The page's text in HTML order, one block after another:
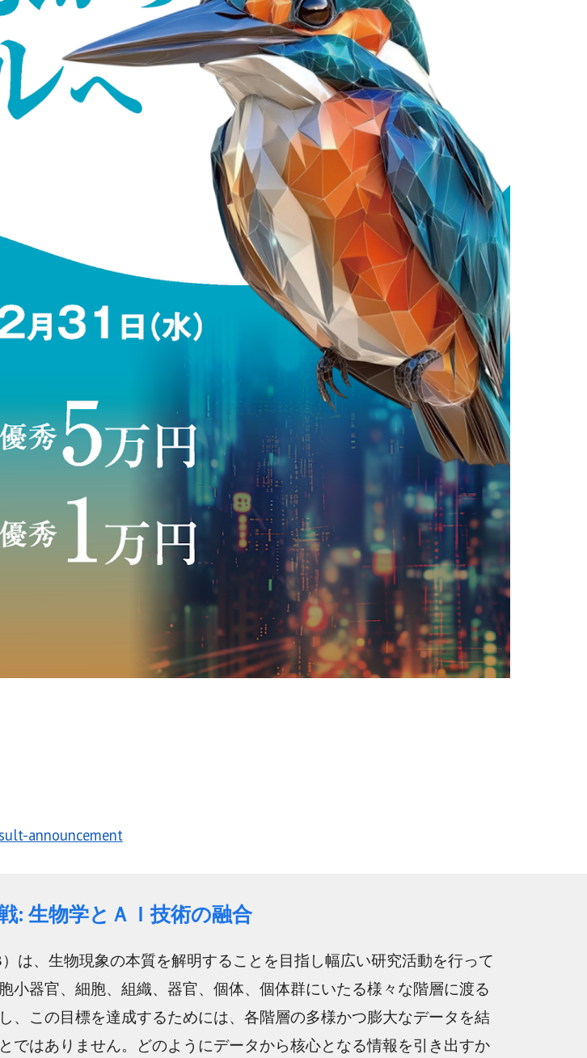
announcement
: 生物学とＡＩ技術の融合
は、生物現象の本質を解明することを目指し幅広い研究活動を行って
小器官、細胞、組織、器官、個体、個体群にいたる様々な階層に渡る
、この目標を達成するためには、各階層の多様かつ膨大なデータを結
ではありません。どのようにデータから核心となる情報を引き出すか